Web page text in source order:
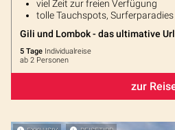
viel Zeit zur freien Verfügung
tolle Tauchspots, Surferparadies
Gili und Lombok - das ultimative
5 Tage Individualreise
ab 2 Personen
zur